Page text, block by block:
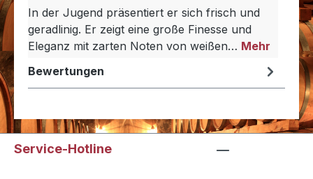
In der Jugend präsentiert er sich frisch und
geradlinig. Er zeigt eine große Finesse und
Eleganz mit zarten Noten von weißen… Mehr
Bewertungen
Service-Hotline